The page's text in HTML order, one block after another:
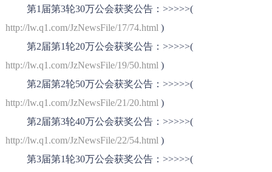
第1 届第3轮30万公会获奖公告： >>>>>(
http://lw.q1.com/JzNewsFile/17/74.html )
第2届第1轮20万公会获奖公告： >>>>>(
http://lw.q1.com/JzNewsFile/19/50.html )
第2届第2轮50万公会获奖公告： >>>>>(
http://lw.q1.com/JzNewsFile/21/20.html )
第2届第3轮40万公会获奖公告： >>>>>(
http://lw.q1.com/JzNewsFile/22/54.html )
第3届第1轮30万公会获奖公告： >>>>>(